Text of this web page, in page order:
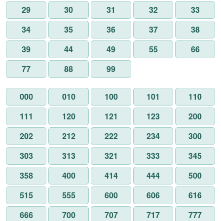
29 30 31 32
33
34
35 36 37
38
39
44 49 55
66
77
88 99
000 010 100 101
110
111
120 121 123
200
202
212 222 234
300
303
313 321 333
345
358
400 414 444
500
515
555 600 606
616
666
700 707 717
777